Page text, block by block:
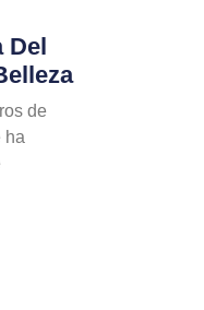
Del
de
ha